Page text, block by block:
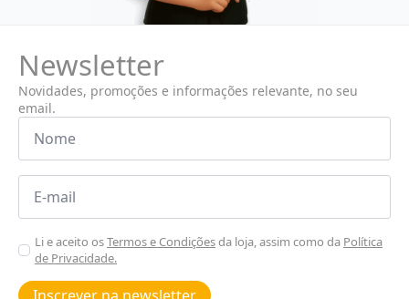
Newsletter
Novidades, promoções e informações relevante, no seu
email.
Nome
Email
Aceitar
Poiticas
de
Li e aceito osTermos e Condiçõesda loja, assim como da Política
de Privacidade.